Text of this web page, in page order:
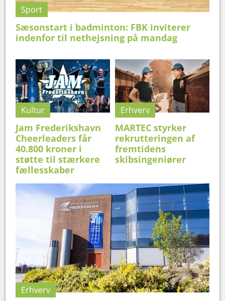
Sport
Sæsonstart i badminton: FBK inviterer
indenfor til nethejsning på mandag
Kultur
Jam Frederikshavn
Cheerleaders får
40.800 kroner i
støtte til stærkere
fællesskaber
Erhverv
MARTEC styrker
rekrutteringen af
fremtidens
skibsingeniører
Erhverv